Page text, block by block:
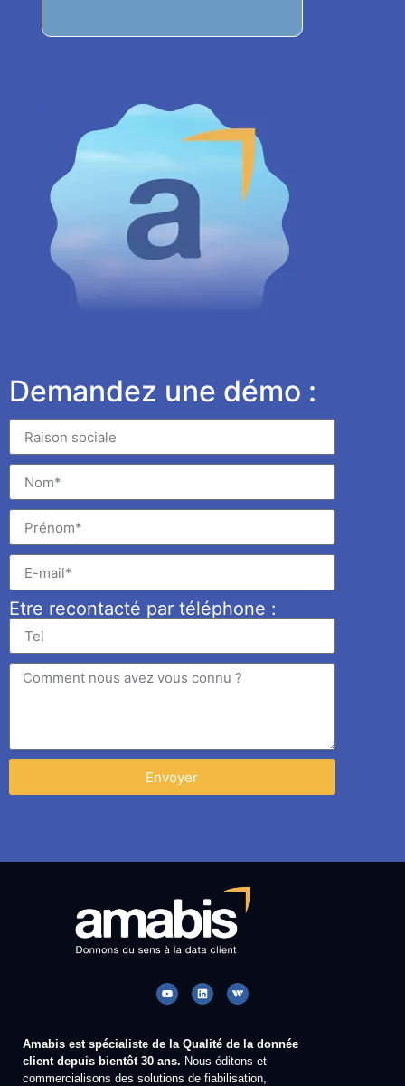
Demandez une démo :
Etre recontacté par téléphone :
Envoyer
Amabis est spécialiste de la Qualité de la donnée
client depuis bientôt 30 ans. Nous éditons et
commercialisons des solutions de fiabilisation,